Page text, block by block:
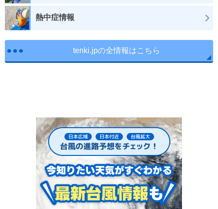
熱中症情報
tenki.jpの全情報はこちら